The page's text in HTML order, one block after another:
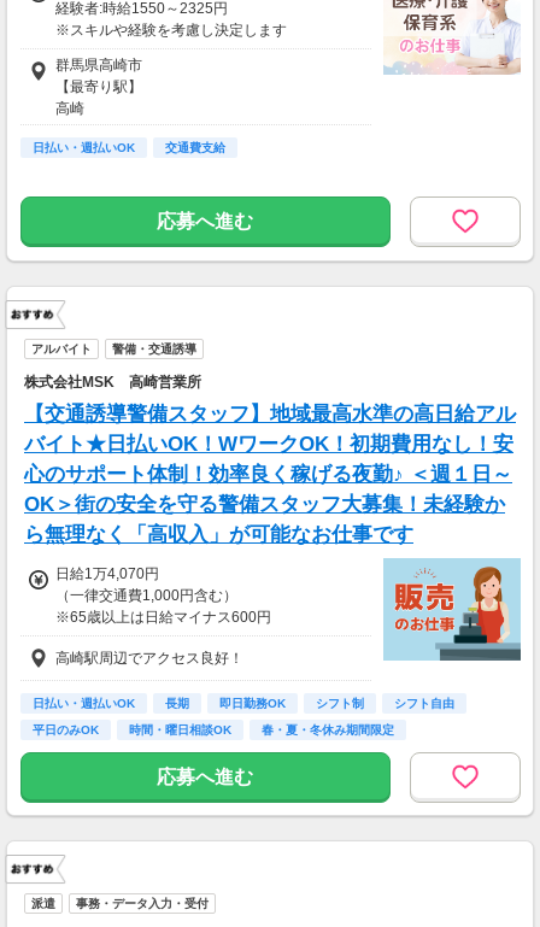
経験者:時給1550～2325円
※スキルや経験を考慮し決定します
【月収例】
23.8万円（週5日勤務）
＝時給1350円×8h×22日
群馬県高崎市
【最寄り駅】
高崎
日払い・週払いOK 交通費支給
応募へ進む
アルバイト 警備・交通誘導
株式会社MSK 高崎営業所
【交通誘導警備スタッフ】地域最高水準の高日給アル
バイト★日払いOK！WワークOK！初期費用なし！安
心のサポート体制！効率良く稼げる夜勤♪ ＜週１日～
OK＞街の安全を守る警備スタッフ大募集！未経験か
ら無理なく「高収入」が可能なお仕事です
日給1万4,070円
（一律交通費1,000円含む）
※65歳以上は日給マイナス600円
※70歳以上は日給マイナス2,380円
---
■交通誘導2級以上の資格をお持ちの方は
日給1万4,070円
※65歳以上は日給マイナス600円
※70歳以上は日給マイナス1,190円
★交通誘導2級（以上）として従事した場合
---
■65歳～69歳迄では他の年代と同じ現場でも
安全面・体力面の考慮により比較的低負荷の業
高崎駅周辺でアクセス良好！
日払い・週払いOK 長期 即日勤務OK シフト制
シフト自由
平日のみOK
時間・曜日相談OK
春・夏・冬休み期間限定
副業・ＷワークOK
応募へ進む
派遣 事務・データ入力・受付